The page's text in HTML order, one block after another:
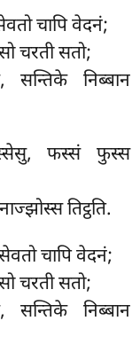
चापि वेदनं;
चरती सतो;
निब्बान
फस्सं फुस्स
तिट्ठति.
चापि वेदनं;
चरती सतो;
निब्बान